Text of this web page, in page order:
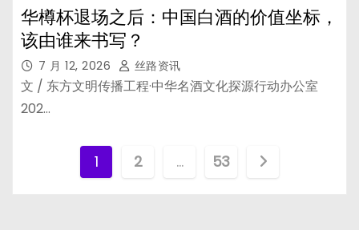
华樽杯退场之后：中国白酒的价值坐标，
该由谁来书写？
7 月 12, 2026 丝路资讯
文 / 东方文明传播工程·中华名酒文化探源行动办公室
202…
文1 2 … 53